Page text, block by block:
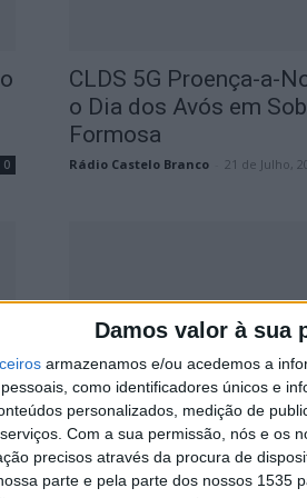
Damos valor à sua
armazenamos e/ou acedemos a
como identificadores únicos e
personalizados, medição de
Com a sua permissão, nós e os
precisos através da procura de
parte e pela parte dos nossos 1535
0
CLDS 5G Proença-a-
o Dia dos Avós em
Formosa
Rádio Castelo Branco 21 de Julho,
0
Jogos
Proença-a-Nova com
abertas